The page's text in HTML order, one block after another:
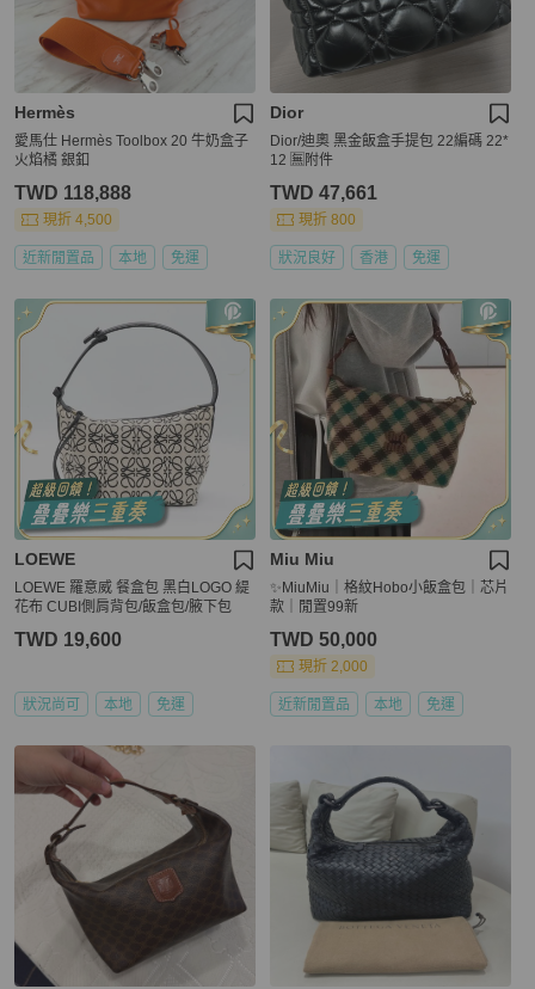
Hermès
愛馬仕 Hermès Toolbox 20 牛奶盒子
火焰橘 銀釦
TWD 118,888
現折 4,500
近新閒置品 本地 免運
Dior
Dior/迪奧 黑金飯盒手提包 22編碼 22*
12 🈚附件
TWD 47,661
現折 800
狀況良好 香港 免運
LOEWE
LOEWE 羅意威 餐盒包 黑白LOGO 緹
花布 CUBI側肩背包/飯盒包/腋下包
TWD 19,600
狀況尚可 本地 免運
Miu Miu
✨MiuMiu｜格紋Hobo小飯盒包｜芯片
款｜閒置99新
TWD 50,000
現折 2,000
近新閒置品 本地 免運